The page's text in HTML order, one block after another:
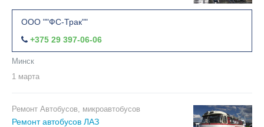
ООО ""ФС-Трак""
+375 29 397-06-06
Минск
1 марта
Ремонт Автобусов, микроавтобусов
Ремонт автобусов ЛАЗ